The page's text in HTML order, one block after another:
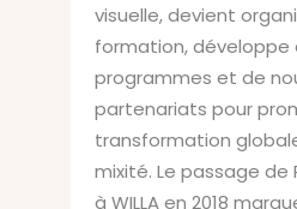
visuelle, devient
formation, développe
programmes et de
partenariats pour
transformation
mixité. Le passage de
à WILLA en 2018